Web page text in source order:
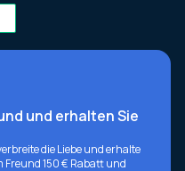
und erhalten Sie
die Liebe und erhalte
Freund 150 € Rabatt und